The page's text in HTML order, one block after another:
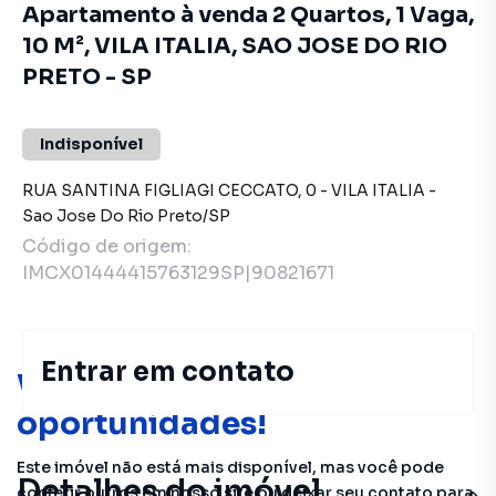
Você pode encontrar novas
oportunidades!
Este imóvel não está mais disponível, mas você pode
Apartamento à venda 2 Quartos, 1 Vaga,
10 M², VILA ITALIA, SAO JOSE DO RIO
PRETO - SP
Indisponível
RUA SANTINA FIGLIAGI CECCATO, 0 - VILA ITALIA -
Sao Jose Do Rio Preto/SP
Código de origem:
IMCX01444415763129SP|90821671
Entrar em contato